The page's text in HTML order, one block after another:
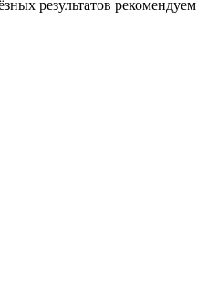
результатов